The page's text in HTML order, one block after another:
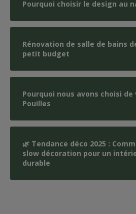
Pourquoi choisir le design au
Rénovation de salle de bains
petit budget
Pourquoi nous avons choisi de
Pouilles
🌿 Tendance déco 2025 :
slow décoration pour un
durable